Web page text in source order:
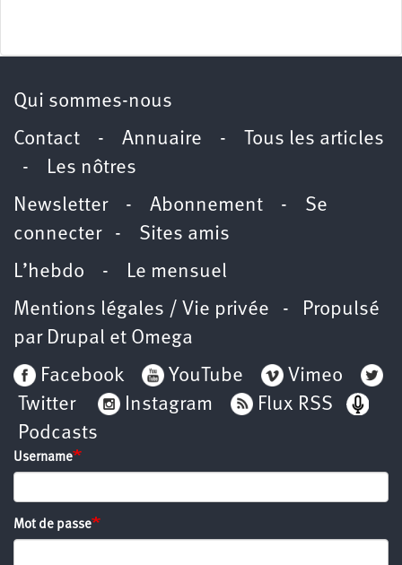
Qui sommes-nous
Contact - Annuaire -
Tous les articles
- Les nôtres
Newsletter- Abonnement - Se
connecter- Sites amis
L’hebdo - Le mensuel
Mentions légales / Vie privée - Propulsé
par Drupal et Omega
Facebook
YouTube
Vimeo
Twitter
Instagram
Flux RSS
Podcasts
Username
Mot de passe